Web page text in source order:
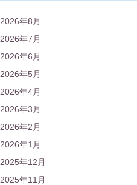
2026年8月
2026年7月
2026年6月
2026年5月
2026年4月
2026年3月
2026年2月
2026年1月
2025年12月
2025年11月